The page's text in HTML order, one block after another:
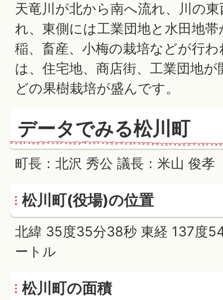
天竜川が北から南へ流れ、川の
れ、東側には工業団地と水田地
稲、畜産、小梅の栽培などが行
は、住宅地、商店街、工業団地
どの果樹栽培が盛んです。
データでみる松川町
町長：北沢 秀公 議長：米山 俊孝
松川町(役場)の位置
北緯 35度35分38秒 東経 137度
ートル
松川町の面積